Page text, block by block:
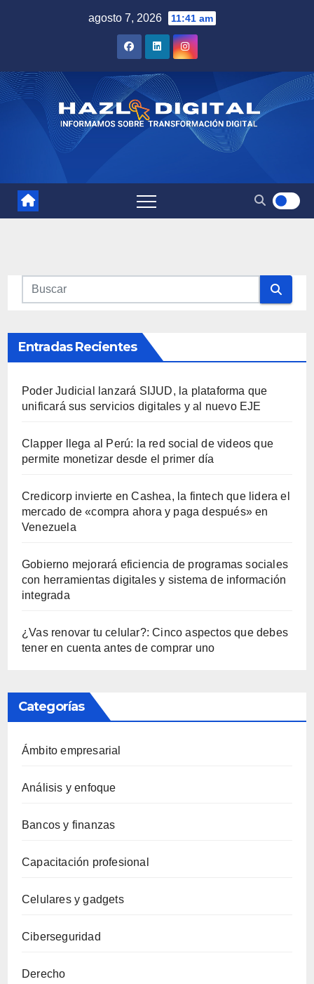
agosto 7, 2026 11:41 am
Entradas Recientes
Poder Judicial lanzará SIJUD, la plataforma que
unificará sus servicios digitales y al nuevo EJE
Clapper llega al Perú: la red social de videos que
permite monetizar desde el primer día
Credicorp invierte en Cashea, la fintech que lidera el
mercado de «compra ahora y paga después» en
Venezuela
Gobierno mejorará eficiencia de programas sociales
con herramientas digitales y sistema de información
integrada
¿Vas renovar tu celular?: Cinco aspectos que debes
tener en cuenta antes de comprar uno
Categorías
Ámbito empresarial
Análisis y enfoque
Bancos y finanzas
Capacitación profesional
Celulares y gadgets
Ciberseguridad
Derecho